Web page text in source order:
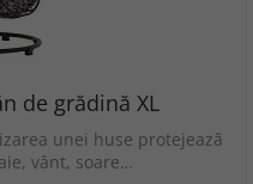
de grădină XL
unei huse protejează
vânt, soare…